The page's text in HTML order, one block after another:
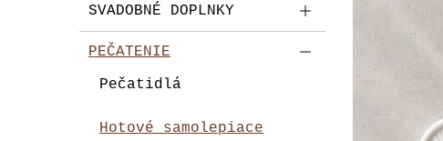
SVADOBNÉ DOPLNKY
PEČATENIE
Pečatidlá
Hotové samolepiace